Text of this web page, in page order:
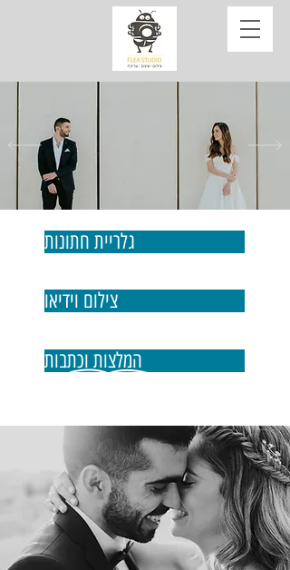
גלריית חתונות
צילום וידיאו
המלצות וכתבות